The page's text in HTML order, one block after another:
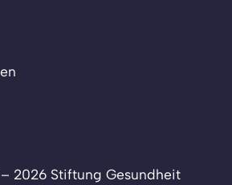
2026 Stiftung Gesundheit